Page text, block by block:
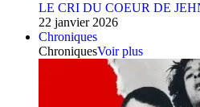
LE CRI DU COEUR DE
22 janvier 2026
Chroniques
ChroniquesVoir plus